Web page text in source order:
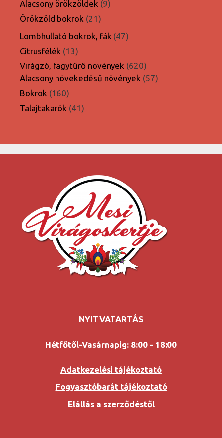
termék
Alacsony örökzöldek 99
Örökzöld bokrok 2121
termék
Lombhullató bokrok, fák 4747
Citrusfélék 1313
termék
Virágzó, fagytűrő növények 620620
termék
Alacsony növekedésű növények 5757
Bokrok 160160
termék
Talajtakarók 4141
NYITVATARTÁS
Hétfőtől-Vasárnapig: 8:00 - 18:00
Adatkezelési tájékoztató
Fogyasztóbarát tájékoztató
Elállás a szerződéstől